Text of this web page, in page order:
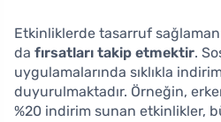
Etkinliklerde tasarruf
da fırsatları takip etmektir.
uygulamalarında sıklıkla
duyurulmaktadır. Örneğin,
%20 indirim sunan etkinlikler,